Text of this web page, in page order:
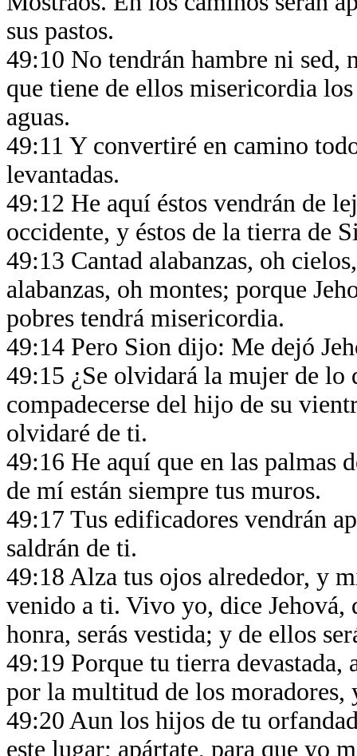
sus pastos.
49:10 No tendrán hambre ni
que tiene de ellos misericordia
aguas.
49:11 Y convertiré en camino
levantadas.
49:12 He aquí éstos vendrán de
occidente, y éstos de la tierra de
49:13 Cantad alabanzas, oh
alabanzas, oh montes; porque
pobres tendrá misericordia.
49:14 Pero Sion dijo: Me dejó
49:15 ¿Se olvidará la mujer de lo
compadecerse del hijo de su
olvidaré de ti.
49:16 He aquí que en las palmas
de mí están siempre tus muros.
49:17 Tus edificadores vendrán
saldrán de ti.
49:18 Alza tus ojos alrededor, y
venido a ti. Vivo yo, dice Jehová,
honra, serás vestida; y de ellos
49:19 Porque tu tierra devastada,
por la multitud de los moradores,
49:20 Aun los hijos de tu
este lugar; apártate, para que yo